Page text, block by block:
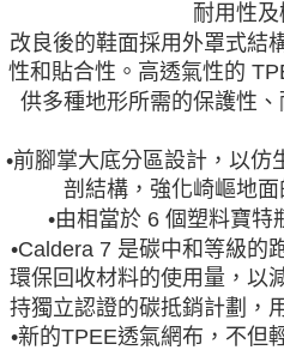
耐用性
改良後的鞋面採用外罩式結
性和貼合性。高透氣性的
供多種地形所需的保護性
•前腳掌大底分區設計，以
剖結構，強化崎嶇地面
•由相當於 6 個塑料寶特
•Caldera 7 是碳中和等級的
環保回收材料的使用量，以
持獨立認證的碳抵銷計劃，
•新的TPEE透氣網布，不但